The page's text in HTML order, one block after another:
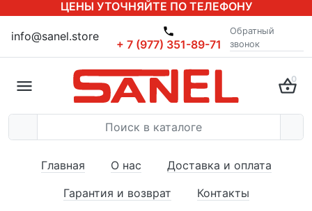
ЦЕНЫ УТОЧНЯЙТЕ ПО ТЕЛЕФОНУ
info@sanel.store
+ 7 (977) 351-89-71
Обратный
звонок
0
Главная О нас
Доставка и оплата
Гарантия и возврат
Контакты